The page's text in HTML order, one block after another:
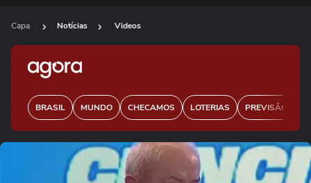
Capa Notícias Videos
BRASIL MUNDO CHECAMOS LOTERIAS PREVISÃO DO